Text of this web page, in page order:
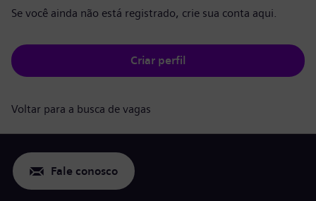
Se você ainda não está registrado, crie sua conta aqui.
Criar perfil
Voltar para a busca de vagas
Fale conosco